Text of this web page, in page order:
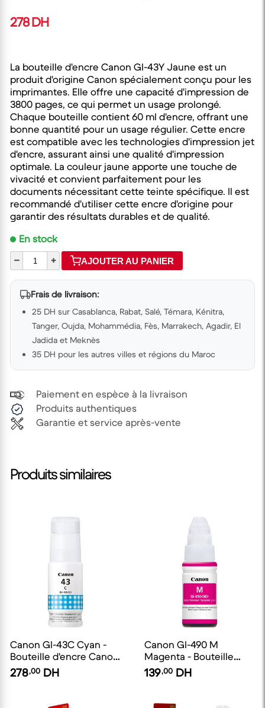
278 DH
La bouteille d'encre Canon GI-43Y Jaune est un
produit d'origine Canon spécialement conçu pour les
imprimantes. Elle offre une capacité d'impression de
3800 pages, ce qui permet un usage prolongé.
Chaque bouteille contient 60 ml d'encre, offrant une
bonne quantité pour un usage régulier. Cette encre
est compatible avec les technologies d'impression jet
d'encre, assurant ainsi une qualité d'impression
optimale. La couleur jaune apporte une touche de
vivacité et convient parfaitement pour les
documents nécessitant cette teinte spécifique. Il est
recommandé d'utiliser cette encre d'origine pour
garantir des résultats durables et de qualité.
En stock
–
+ AJOUTER AU PANIER
Frais de livraison:
25 DH sur Casablanca, Rabat, Salé, Témara, Kénitra,
Tanger, Oujda, Mohammédia, Fès, Marrakech, Agadir, El
Jadida et Meknès
35 DH pour les autres villes et régions du Maroc
Paiement en espèce à la livraison
Produits authentiques
Garantie et service après-vente
Produits similaires
Canon GI-43C Cyan -
Bouteille d'encre Canon
d'origine
278,00 DH
Canon GI-490 M
Magenta - Bouteille
d'encre Canon d'origine
139,00 DH